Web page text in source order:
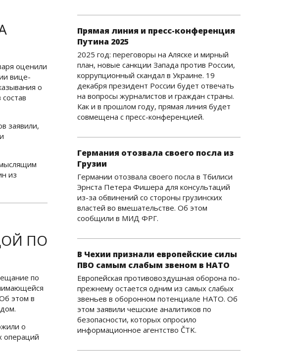
оценили
вице-
о
заявили,
из
ПО
по
этом в
о
операций
Прямая линия и пресс-конференция
Путина 2025
2025 год: переговоры на Аляске и мирный
план, новые санкции Запада против России,
коррупционный скандал в Украине. 19
декабря президент России будет отвечать
на вопросы журналистов и граждан страны.
Как и в прошлом году, прямая линия будет
совмещена с пресс-конференцией.
Германия отозвала своего посла из
Грузии
Германии отозвала своего посла в Тбилиси
Эрнста Петера Фишера для консультаций
из-за обвинений со стороны грузинских
властей во вмешательстве. Об этом
сообщили в МИД ФРГ.
В Чехии признали европейские силы
ПВО самым слабым звеном в НАТО
Европейская противовоздушная оборона по-
прежнему остается одним из самых слабых
звеньев в оборонном потенциале НАТО. Об
этом заявили чешские аналитиков по
безопасности, которых опросило
информационное агентство ČTK.